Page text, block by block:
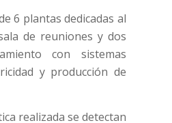
6 plantas dedicadas al
de reuniones y dos
con sistemas
y producción de
realizada se detectan